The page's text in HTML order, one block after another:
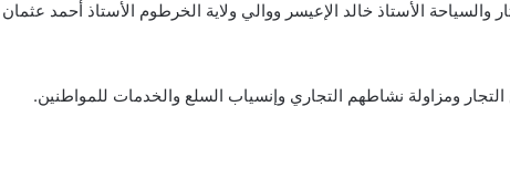
الأستاذ خالد الإعيسر ووالي ولاية الخرطوم الأستاذ أحمد
ومزاولة نشاطهم التجاري وإنسياب السلع والخدمات للمواطنين.